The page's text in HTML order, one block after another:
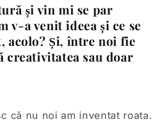
și vin mi se par
v-a venit ideea și ce se
acolo? Și, între noi fie
creativitatea sau doar
că nu noi am inventat roata.